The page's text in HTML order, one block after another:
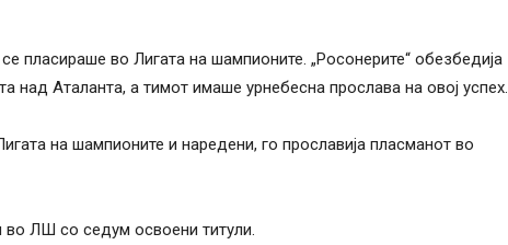
пласираше во Лигата на шампионите. „Росонерите“ обезбедија
над Аталанта, а тимот имаше урнебесна прослава на овој успех.
на шампионите и наредени, го прославија пласманот во
во ЛШ со седум освоени титули.